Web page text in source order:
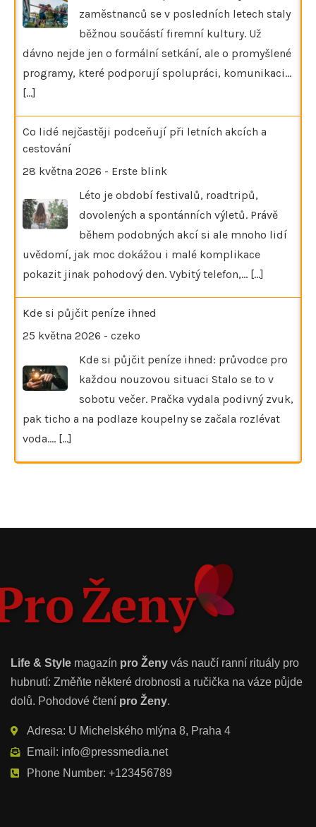
zaměstnanců se v posledních letech staly
běžnou součástí firemní kultury. Už
dávno nejde jen o formální setkání, ale o promyšlené
programy, které podporují spolupráci, komunikaci…
[...]
Co lidé nejčastěji podceňují při letních akcích a
cestování
28 května 2026 - Erste blink
Léto je období festivalů, roadtripů,
dovolených a spontánních výletů. Právě
během podobných akcí si ale mnoho lidí
uvědomí, jak moc dokážou i malé komplikace
pokazit jinak pohodový den. Vybitý telefon,… [...]
Kde si půjčit peníze ihned
25 května 2026 - czeko
Kde si půjčit peníze ihned: průvodce pro
každou nouzovou situaci Stalo se to v
sobotu večer. Pračka vydala podivný zvuk,
pak ticho a na podlaze koupelny se začala rozlévat
voda.… [...]
Life & Style magazín pro Ženy vás naučí ranní rituály pro
hubnutí: Změňte některé drobnosti a ručička na váze půjde
dolů. Pohodové čtení pro Ženy.
Adresa: U Michelského mlýna 8, Praha 4
Email: info@pressmedia.net
Phone Number: +123456789